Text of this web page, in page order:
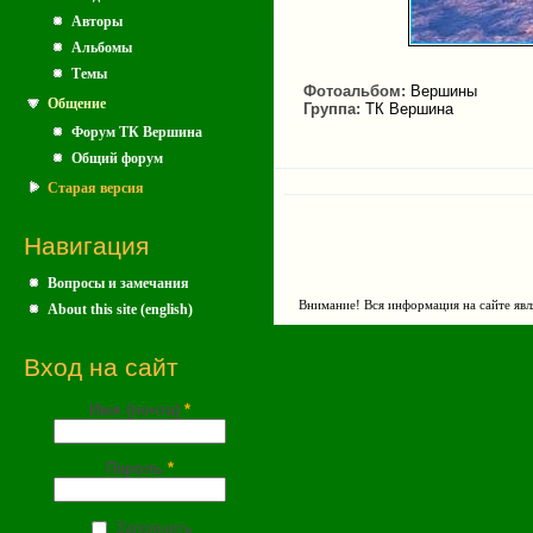
Авторы
Альбомы
Темы
Общение
Форум ТК Вершина
Общий форум
Старая версия
Навигация
Вопросы и замечания
About this site (english)
Вход на сайт
Имя (почта) *
Пароль *
Запомнить
Фотоальбом: Вершины
Группа: ТК Вершина
Внимание! Вся информация на сайте